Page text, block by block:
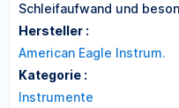
Schleifaufwand und
Hersteller :
American Eagle Instrum.
Kategorie :
Instrumente